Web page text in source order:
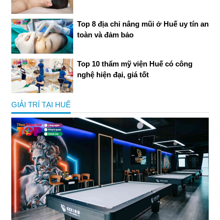
Top 8 địa chỉ nâng mũi ở Huế uy tín an
toàn và đảm bảo
Top 10 thẩm mỹ viện Huế có công
nghệ hiện đại, giá tốt
GIẢI TRÍ TẠI HUẾ